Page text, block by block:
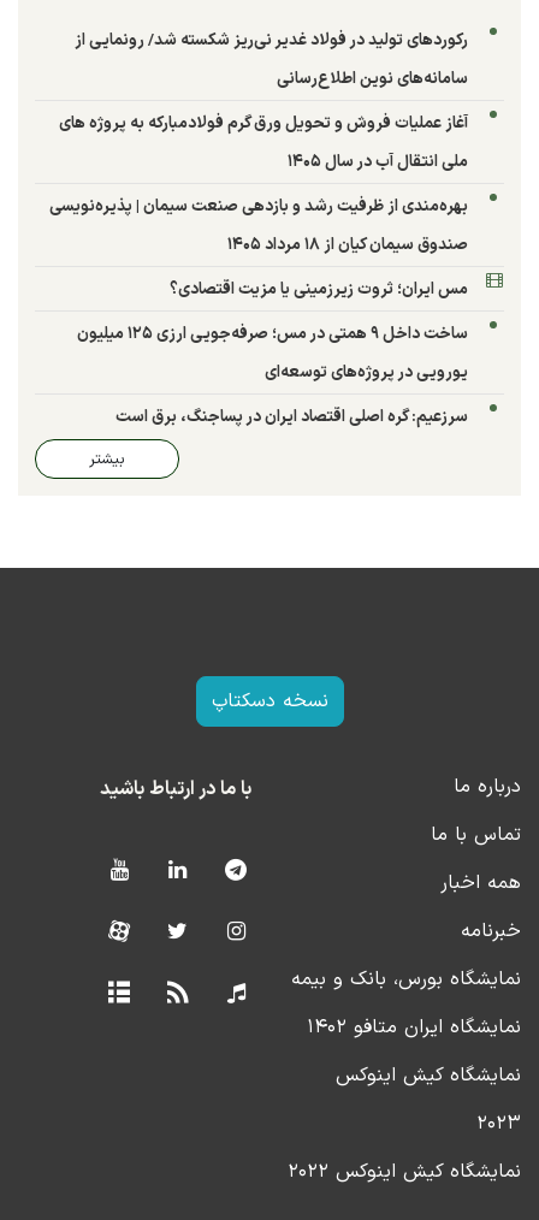
رکوردهای تولید در فولاد غدیر نی‌ریز شکسته شد/ رونمایی از
سامانه‌های نوین اطلاع‌رسانی
آغاز عملیات فروش و تحویل ورق گرم فولادمبارکه به پروژه های
ملی انتقال آب در سال ۱۴۰۵
بهره‌مندی از ظرفیت رشد و بازدهی صنعت سیمان | پذیره‌نویسی
صندوق سیمان کیان از ۱۸ مرداد ۱۴۰۵
مس ایران؛ ثروت زیرزمینی یا مزیت اقتصادی؟
ساخت داخل ۹ همتی در مس؛ صرفه‌جویی ارزی ۱۲۵ میلیون
یورویی در پروژه‌های توسعه‌ای
سرزعیم: گره اصلی اقتصاد ایران در پساجنگ، برق است
بیشتر
نسخه دسکتاپ
درباره ما
تماس با ما
همه اخبار
خبرنامه
نمایشگاه بورس، بانک و بیمه
نمایشگاه ایران متافو ۱۴۰۲
نمایشگاه کیش اینوکس
۲۰۲۳
نمایشگاه کیش اینوکس ۲۰۲۲
با ما در ارتباط باشید